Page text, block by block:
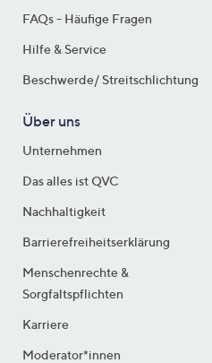
FAQs - Häufige Fragen
Hilfe & Service
Beschwerde/ Streitschlichtung
Über uns
Unternehmen
Das alles ist QVC
Nachhaltigkeit
Barrierefreiheitserklärung
Menschenrechte &
Sorgfaltspflichten
Karriere
Moderator*innen